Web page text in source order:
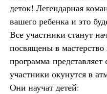
деток! Легендарная
вашего ребенка и это
Все участники станут
посвящены в
программа
участники окунутся в
Они научат детей: